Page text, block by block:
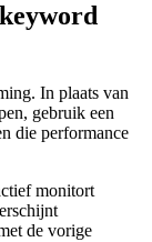
In plaats van
gebruik een
die performance
monitort
de vorige